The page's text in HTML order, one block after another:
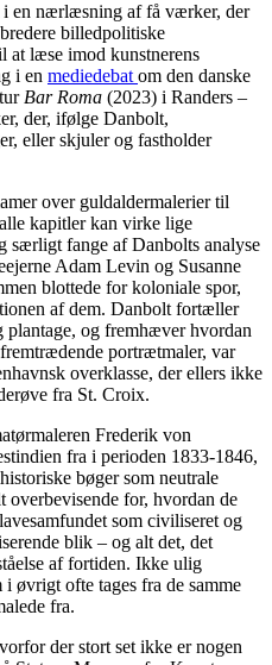
i en nærlæsning af få værker, der
billedpolitiske
at læse imod kunstnerens
i en mediedebat om den danske
Bar Roma (2023) i Randers –
der, ifølge Danbolt,
eller skjuler og fastholder
over guldaldermalerier til
kapitler kan virke lige
særligt fange af Danbolts analyse
Adam Levin og Susanne
blottede for koloniale spor,
af dem. Danbolt fortæller
plantage, og fremhæver hvordan
portrætmaler, var
overklasse, der ellers ikke
fra St. Croix.
Frederik von
fra i perioden 1833-1846,
bøger som neutrale
for, hvordan de
som civiliseret og
blik – og alt det, det
af fortiden. Ikke ulig
øvrigt ofte tages fra de samme
fra.
der stort set ikke er nogen